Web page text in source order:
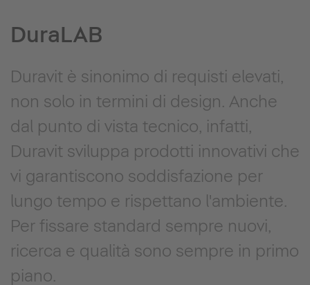
DuraLAB
Duravit è sinonimo di requisti elevati,
non solo in termini di design. Anche
dal punto di vista tecnico, infatti,
Duravit sviluppa prodotti innovativi che
vi garantiscono soddisfazione per
lungo tempo e rispettano l'ambiente.
Per fissare standard sempre nuovi,
ricerca e qualità sono sempre in primo
piano.